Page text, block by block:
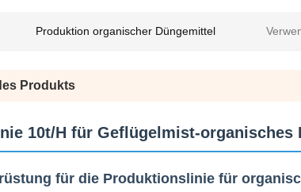
Produktion organischer Düngemittel
Produkts
10t/H für Geflügelmist-
für die Produktionslinie für